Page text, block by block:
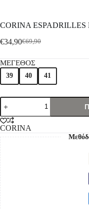
CORINA ESPADRILLES
€69,90
€34,90
ΜΕΓΕΘΟΣ
39 40 41
CORINA